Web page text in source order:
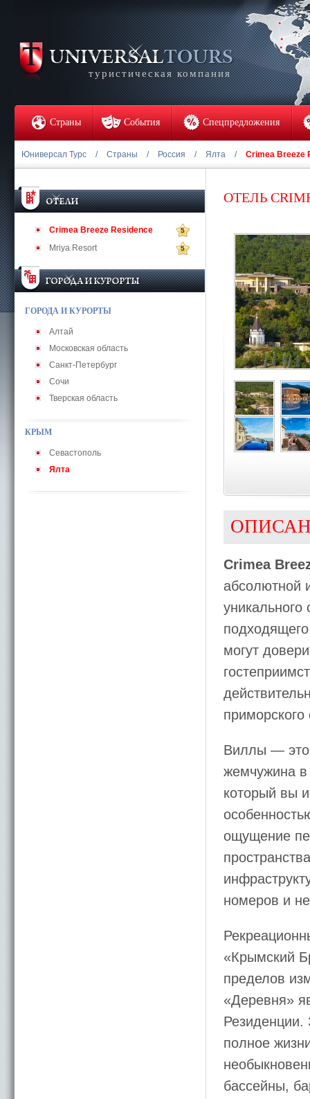
туристическая компания
Страны События Спецпредложения
Юниверсал Турс / Страны / Россия / Ялта / Crimea Breeze
Crimea Breeze Residence 5
Mriya Resort 5
ГОРОДА И КУРОРТЫ
Алтай
Московская область
Санкт-Петербург
Сочи
Тверская область
КРЫМ
Севастополь
Ялта
ОТЕЛЬ
Crimea
абсолютной
уникального
могут
Виллы — это
жемчужина в
который вы
ощущение
номеров и
«Крымский
пределов
«Деревня»
Резиденции.
полное
бассейны,